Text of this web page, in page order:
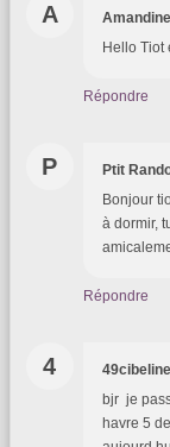
A Amandine
Hello Tiot
Répondre
P Ptit
Bonjour
à dormir,
Répondre
4 49cibeline
bjr je
havre 5